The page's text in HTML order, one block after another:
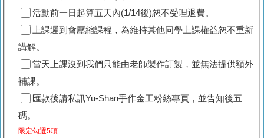
活動前一日起算五天內(1/14後)恕不受理退費。
上課遲到會壓縮課程，為維持其他同學上課權益恕不重新
講解。
當天上課沒到我們只能由老師製作訂製，並無法提供額外
補課。
匯款後請私訊Yu-Shan手作金工粉絲專頁，並告知後五
碼。
限定勾選5項